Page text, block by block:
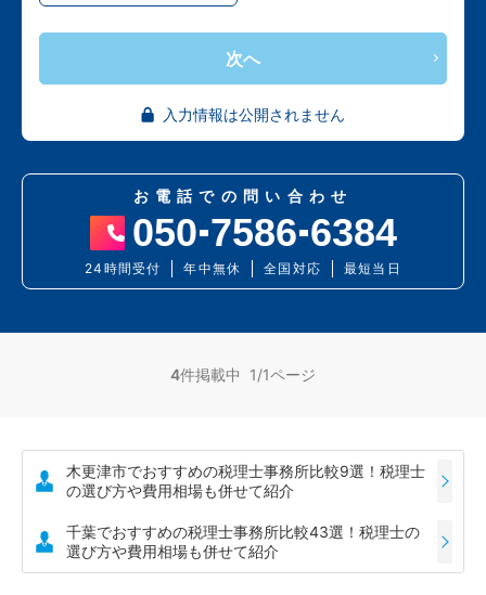
次へ
入力情報は公開されません
お電話での問い合わせ
050 7586 6384
24時間受付 年中無休 全国対応 最短当日
4件掲載中 1/1ページ
木更津市でおすすめの税理士事務所比較9選！税理士
の選び方や費用相場も併せて紹介
千葉でおすすめの税理士事務所比較43選！税理士の
選び方や費用相場も併せて紹介